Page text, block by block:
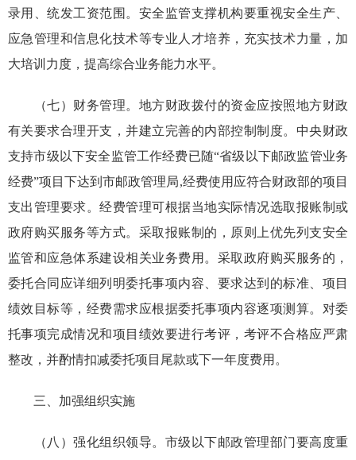
录用、统发工资范围。安全监管支撑机构要重视安全生产、
应急管理和信息化技术等专业人才培养，充实技术力量，加
大培训力度，提高综合业务能力水平。
（七）财务管理。地方财政拨付的资金应按照地方财政
有关要求合理开支，并建立完善的内部控制制度。中央财政
支持市级以下安全监管工作经费已随“省级以下邮政监管业务
经费”项目下达到市邮政管理局,经费使用应符合财政部的项目
支出管理要求。经费管理可根据当地实际情况选取报账制或
政府购买服务等方式。采取报账制的，原则上优先列支安全
监管和应急体系建设相关业务费用。采取政府购买服务的，
委托合同应详细列明委托事项内容、要求达到的标准、项目
绩效目标等，经费需求应根据委托事项内容逐项测算。对委
托事项完成情况和项目绩效要进行考评，考评不合格应严肃
整改，并酌情扣减委托项目尾款或下一年度费用。
三、加强组织实施
（八）强化组织领导。市级以下邮政管理部门要高度重